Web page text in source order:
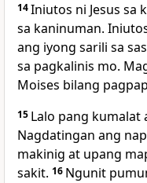
14Iniutos ni Jesus sa
sa kaninuman.
ang iyong sarili sa
sa pagkalinis mo.
Moises bilang
15 Lalo pang kumalat
Nagdatingan ang
makinig at upang
sakit. 16 Ngunit